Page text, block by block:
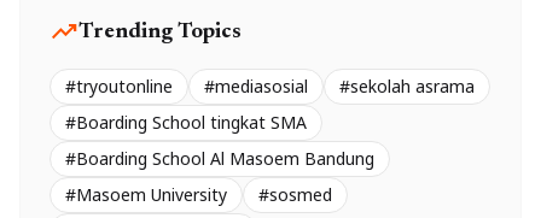
trending_upTrending Topics
#tryoutonline #mediasosial
#sekolah asrama
#Boarding School tingkat SMA
#Boarding School Al Masoem Bandung
#Masoem University
#sosmed